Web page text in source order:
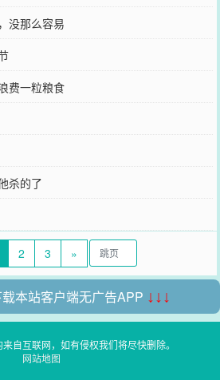
没那么容易
费一粒粮食
杀的了
2 3 »
本站客户端无广告APP ↓↓↓
自互联网，如有侵权我们将尽快删除。
网站地图